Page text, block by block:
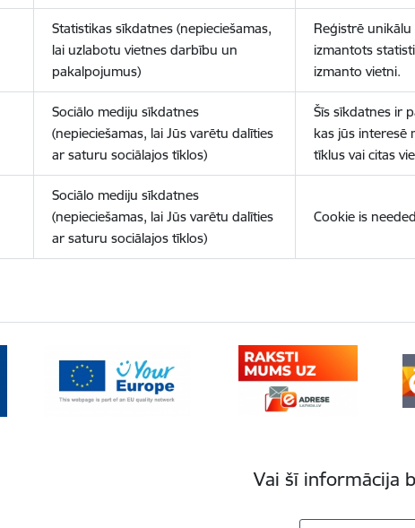
Statistikas sīkdatnes (nepieciešamas,
lai uzlabotu vietnes darbību un
pakalpojumus)
Reģistrē
izmantots
izmanto vietni.
Sociālo mediju sīkdatnes
(nepieciešamas, lai Jūs varētu dalīties
ar saturu sociālajos tīklos)
Šīs sīkdatnes ir
kas jūs interesē
tīklus vai citas
Sociālo mediju sīkdatnes
(nepieciešamas, lai Jūs varētu dalīties
ar saturu sociālajos tīklos)
Cookie is
Vai šī informācija